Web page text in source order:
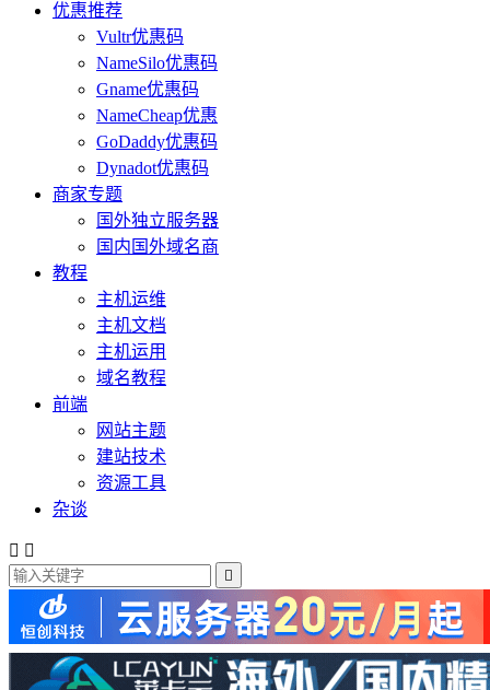
优惠推荐
Vultr优惠码
NameSilo优惠码
Gname优惠码
NameCheap优惠
GoDaddy优惠码
Dynadot优惠码
商家专题
国外独立服务器
国内国外域名商
教程
主机运维
主机文档
主机运用
域名教程
前端
网站主题
建站技术
资源工具
杂谈
 
